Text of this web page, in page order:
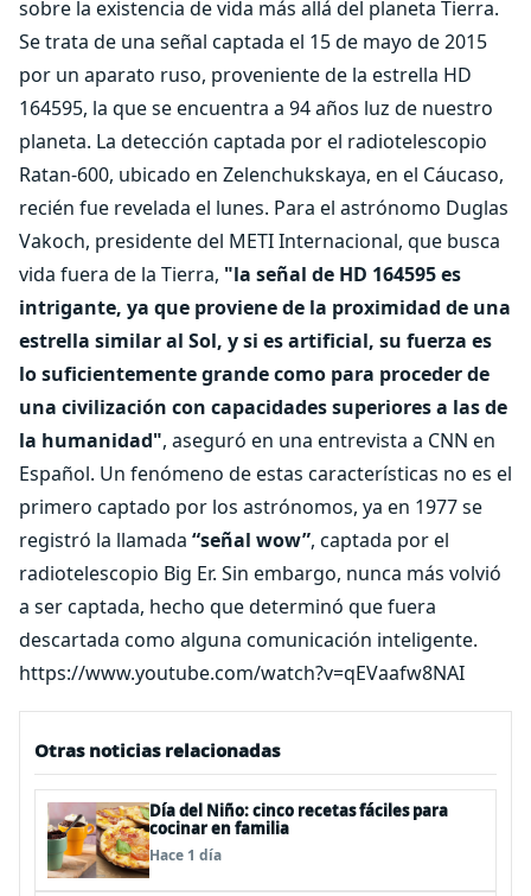
sobre la existencia de vida más allá del planeta Tierra.
Se trata de una señal captada el 15 de mayo de 2015
por un aparato ruso, proveniente de la estrella HD
164595, la que se encuentra a 94 años luz de nuestro
planeta. La detección captada por el radiotelescopio
Ratan-600, ubicado en Zelenchukskaya, en el Cáucaso,
recién fue revelada el lunes. Para el astrónomo Duglas
Vakoch, presidente del METI Internacional, que busca
vida fuera de la Tierra, "la señal de HD 164595 es
intrigante, ya que proviene de la proximidad de una
estrella similar al Sol, y si es artificial, su fuerza es
lo suficientemente grande como para proceder de
una civilización con capacidades superiores a las de
la humanidad", aseguró en una entrevista a CNN en
Español. Un fenómeno de estas características no es el
primero captado por los astrónomos, ya en 1977 se
registró la llamada “señal wow”, captada por el
radiotelescopio Big Er. Sin embargo, nunca más volvió
a ser captada, hecho que determinó que fuera
descartada como alguna comunicación inteligente.
https://www.youtube.com/watch?v=qEVaafw8NAI
Otras noticias relacionadas
Día del Niño: cinco recetas fáciles para
cocinar en familia
Hace 1 día